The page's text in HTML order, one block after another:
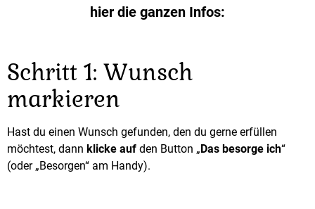
hier die ganzen Infos:
Schritt 1: Wunsch
markieren
Hast du einen Wunsch gefunden, den du gerne erfüllen
möchtest, dann klicke auf den Button „ Das besorge ich“
(oder „Besorgen“ am Handy).